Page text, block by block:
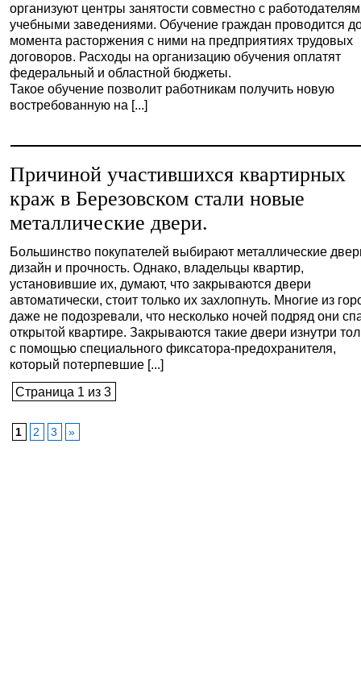
организуют центры занятости совместно с
учебными заведениями. Обучение граждан проводится
момента расторжения с ними на предприятиях трудовых
договоров. Расходы на организацию обучения оплатят
федеральный и областной бюджеты.
Такое обучение позволит работникам получить новую
востребованную на [...]
Причиной участившихся квартирных
краж в Березовском стали новые
металлические двери.
Большинство покупателей выбирают металлические
дизайн и прочность. Однако, владельцы квартир,
установившие их, думают, что закрываются двери
автоматически, стоит только их захлопнуть. Многие из
даже не подозревали, что несколько ночей подряд они
открытой квартире. Закрываются такие двери изнутри
с помощью специального фиксатора-предохранителя,
который потерпевшие [...]
Страница 1 из 3
1 2 3 »